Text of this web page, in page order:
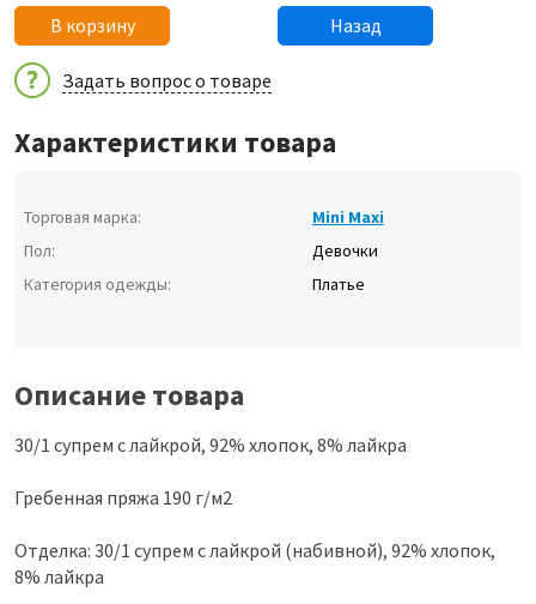
В корзину Назад
Задать вопрос о товаре
Характеристики товара
Торговая марка:
Mini Maxi
Пол:
Девочки
Категория одежды:
Платье
Описание товара
30/1 супрем с лайкрой, 92% хлопок, 8% лайкра
Гребенная пряжа 190 г/м2
Отделка: 30/1 супрем с лайкрой (набивной), 92% хлопок,
8% лайкра